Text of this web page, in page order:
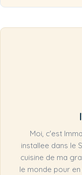
Moi, c'est
installee dans le
cuisine de ma
le monde pour